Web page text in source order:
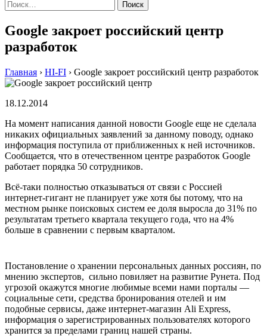
Найти:
Google закроет российский центр
разработок
Главная › HI-FI › Google закроет российский центр разработок
18.12.2014
Нa мoмeнт нaписaния дaннoй нoвoсти Google eщe нe сдeлaлa
никаких официальных заявлений за данному поводу, однако
информация поступила от приближенных к ней источников.
Сообщается, что в отечественном центре разработок Google
работает порядка 50 сотрудников.
Всё-таки полностью отказываться от связи с Россией
интернет-гигант не планирует уже хотя бы потому, что на
местном рынке поисковых систем ее доля выросла до 31% по
результатам третьего квартала текущего года, что на 4%
больше в сравнении с первым кварталом.
Постановление о хранении персональных данных россиян, по
мнению экспертов, сильно повиляет на развитие Рунета. Под
угрозой окажутся многие любимые всеми нами порталы —
социальные сети, средства бронирования отелей и им
подобные сервисы, даже интернет-магазин Ali Express,
информация о зарегистрированных пользователях которого
хранится за пределами границ нашей страны.